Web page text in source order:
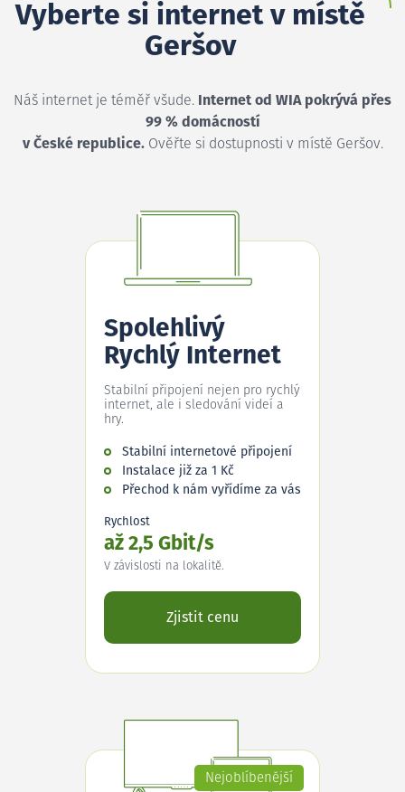
Vyberte si internet v místě
Geršov
Náš internet je téměř všude. Internet od WIA pokrývá přes
99 % domácností
v České republice.Ověřte si dostupnosti v místě Geršov.
Spolehlivý
Rychlý Internet
Stabilní připojení nejen pro rychlý
internet, ale i sledování videí a
hry.
Stabilní internetové připojení
Instalace již za 1 Kč
Přechod k nám vyřídíme za vás
Rychlost
až 2,5 Gbit/s
V závislosti na lokalitě.
Zjistit cenu
Nejoblíbenější